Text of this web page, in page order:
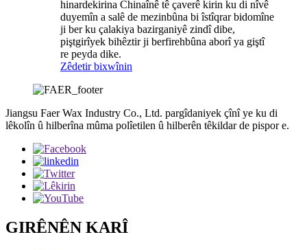
hinardekirina Chinaînê tê çaverê kirin ku di nîvê
duyemîn a salê de mezinbûna bi îstîqrar bidomîne
ji ber ku çalakiya bazirganiyê zindî dibe,
piştgirîyek bihêztir ji berfirehbûna aborî ya giştî
re peyda dike.
Zêdetir bixwînin
Jiangsu Faer Wax Industry Co., Ltd. pargîdaniyek çînî ye ku di
lêkolîn û hilberîna mûma polîetilen û hilberên têkildar de pispor e.
GIRÊNÊN KARÎ